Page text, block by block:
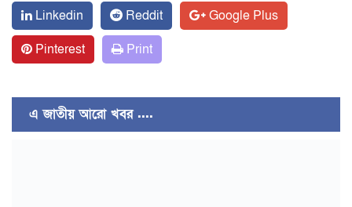
Linkedin
Reddit
Google Plus
Pinterest
Print
এ জাতীয় আরো খবর ....